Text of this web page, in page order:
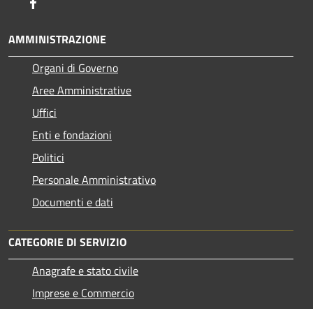
AMMINISTRAZIONE
Organi di Governo
Aree Amministrative
Uffici
Enti e fondazioni
Politici
Personale Amministrativo
Documenti e dati
CATEGORIE DI SERVIZIO
Anagrafe e stato civile
Imprese e Commercio